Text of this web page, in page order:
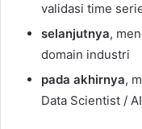
validasi time
selanjutnya,
domain industri
pada akhirnya,
Data Scientist /